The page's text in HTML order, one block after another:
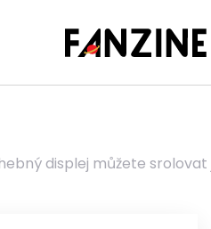
displej můžete